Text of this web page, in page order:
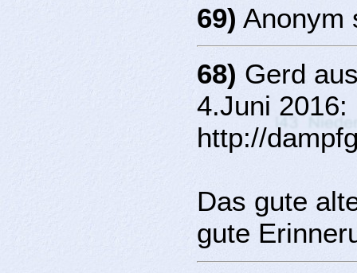
69) Anonym
68) Gerd
4.Juni 2016:
http://
Das gute
gute